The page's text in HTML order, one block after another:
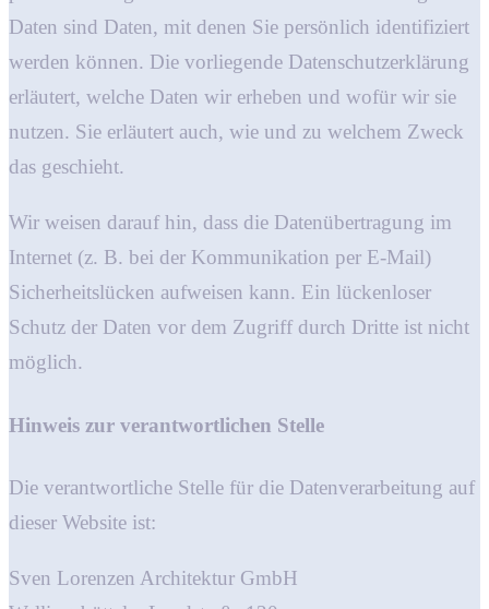
Daten sind Daten, mit denen Sie persönlich identifiziert
werden können. Die vorliegende Datenschutzerklärung
erläutert, welche Daten wir erheben und wofür wir sie
nutzen. Sie erläutert auch, wie und zu welchem Zweck
das geschieht.
Wir weisen darauf hin, dass die Datenübertragung im
Internet (z. B. bei der Kommunikation per E-Mail)
Sicherheitslücken aufweisen kann. Ein lückenloser
Schutz der Daten vor dem Zugriff durch Dritte ist nicht
möglich.
Hinweis zur verantwortlichen Stelle
Die verantwortliche Stelle für die Datenverarbeitung auf
dieser Website ist:
Sven Lorenzen Architektur GmbH